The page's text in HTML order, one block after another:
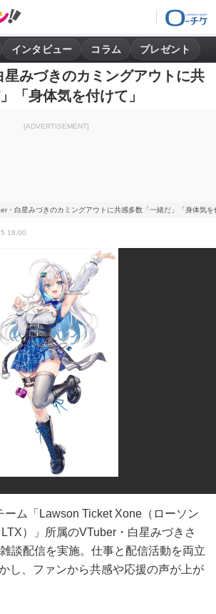
インタビュー コラム プレゼント
星みづきのカミングアウトに共
「身体気を付けて」
[ADVERTISEMENT]
・白星みづきのカミングアウトに共感多数「一緒だ」「身体気を
18:00
ム「Lawson Ticket Xone（ローソン
）」所属のVTuber・白星みづきさ
談配信を実施。仕事と配信活動を両立
し、ファンから共感や応援の声が上が